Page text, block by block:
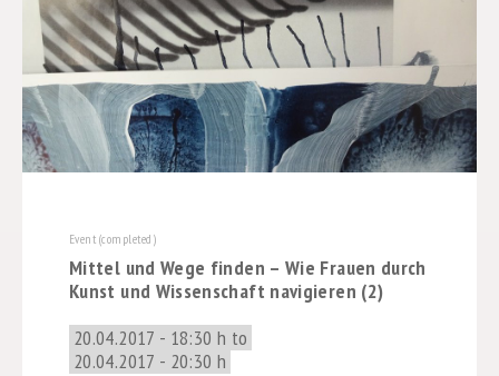
Event (completed)
Mittel und Wege finden – Wie Frauen durch
Kunst und Wissenschaft navigieren (2)
20.04.2017 - 18:30 h to
20.04.2017 - 20:30 h